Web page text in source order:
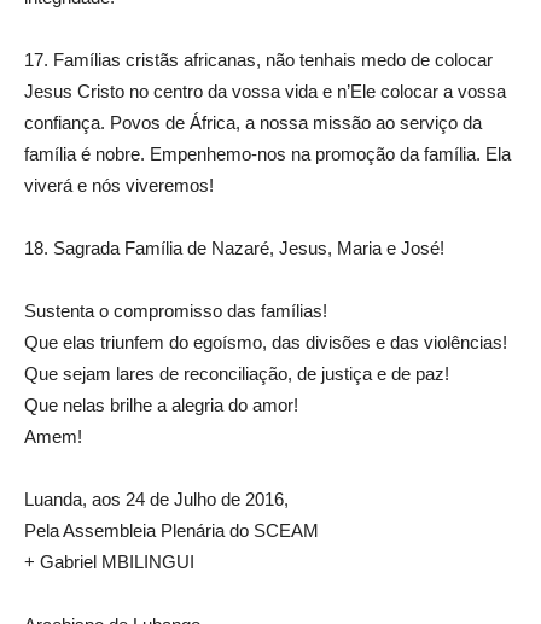
17. Famílias cristãs africanas, não tenhais medo de colocar
Jesus Cristo no centro da vossa vida e n’Ele colocar a vossa
confiança. Povos de África, a nossa missão ao serviço da
família é nobre. Empenhemo-nos na promoção da família. Ela
viverá e nós viveremos!
18. Sagrada Família de Nazaré, Jesus, Maria e José!
Sustenta o compromisso das famílias!
Que elas triunfem do egoísmo, das divisões e das violências!
Que sejam lares de reconciliação, de justiça e de paz!
Que nelas brilhe a alegria do amor!
Amem!
Luanda, aos 24 de Julho de 2016,
Pela Assembleia Plenária do SCEAM
+ Gabriel MBILINGUI